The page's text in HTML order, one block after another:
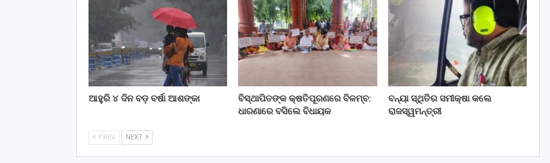
ଆହୁରି ୪ ଦିନ ବଡ଼ ବର୍ଷା ଆଶଙ୍କା
ବିସ୍ଥାପିତଙ୍କ କ୍ଷତିପୂରଣରେ ବିଳମ୍ବ:
ଧାରଣାରେ ବସିଲେ ବିଧାୟକ
ବନ୍ୟା ସ୍ଥିତିର ସମୀକ୍ଷା କଲେ
ରାଜସ୍ୱମନ୍ତ୍ରୀ
PREV NEXT